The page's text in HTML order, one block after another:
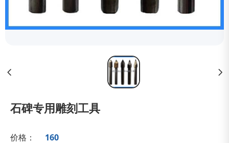
石碑专用雕刻工具
价格： 160